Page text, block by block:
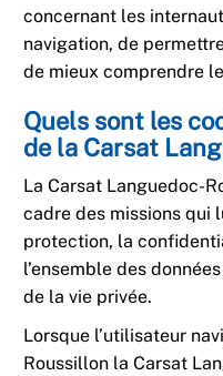
concernant les
navigation, de
de mieux comprendre
Quels sont les
de la Carsat
La Carsat Languedoc-
cadre des missions qui
protection, la
l’ensemble des
de la vie privée.
Lorsque l’utilisateur
Roussillon la Carsat